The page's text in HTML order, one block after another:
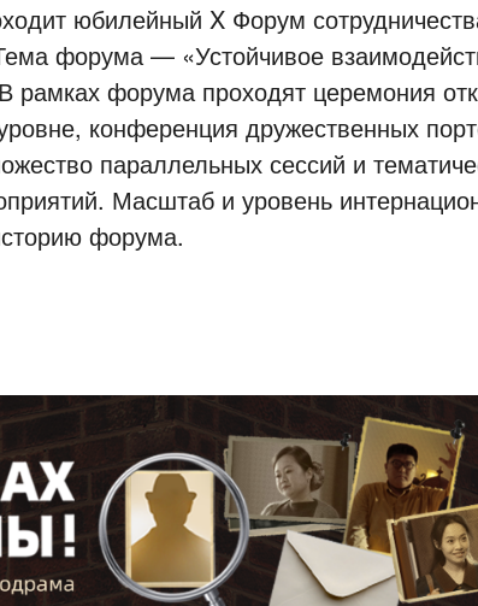
юбилейный X Форум
форума — «Устойчивое
рамках форума проходят церемония
конференция дружественных
параллельных сессий и
Масштаб и уровень
форума.